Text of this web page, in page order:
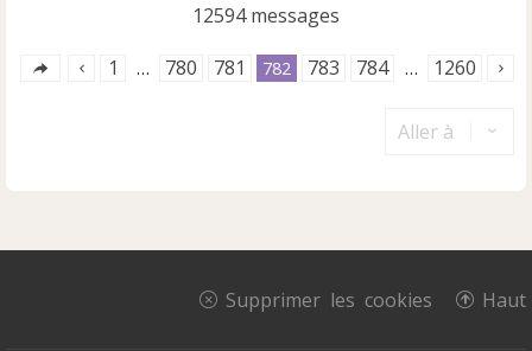
12594 messages
1 … 780 781 782 783 784 … 1260
Aller à
Haut
Supprimer les cookies